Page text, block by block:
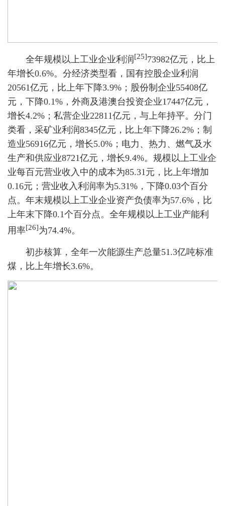
全年规模以上工业企业利润 [25]73982亿元，比上
年增长0.6%。分经济类型看，国有控股企业利润
20561亿元，比上年下降3.9%；股份制企业55408亿
元，下降0.1%，外商及港澳台投资企业17447亿元，
增长4.2%；私营企业22811亿元，与上年持平。分门
类看，采矿业利润8345亿元，比上年下降26.2%；制
造业56916亿元，增长5.0%；电力、热力、燃气及水
生产和供应业8721亿元，增长9.4%。规模以上工业企
业每百元营业收入中的成本为85.31元，比上年增加
0.16元；营业收入利润率为5.31%，下降0.03个百分
点。年末规模以上工业企业资产负债率为57.6%，比
上年末下降0.1个百分点。全年规模以上工业产能利
用率[26]为74.4%。
初步核算，全年一次能源生产总量51.3亿吨标准
煤，比上年增长3.6%。